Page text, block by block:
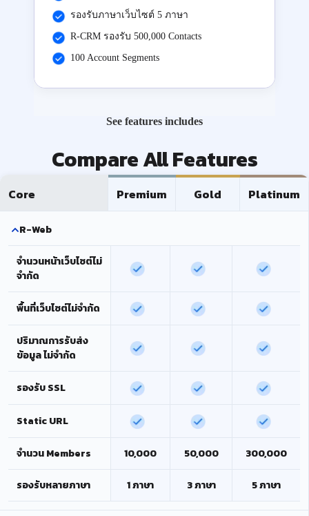
รองรับภาษาเว็บไซต์ 5 ภาษา
R-CRM รองรับ 500,000 Contacts
100 Account Segments
See features includes
Compare All Features
Core Premium Gold Platinum
R-Web
จำนวนหน้าเว็บไซต์ไม่
จำกัด
พื้นที่เว็บไซต์ไม่จำกัด
ปริมาณการรับส่ง
ข้อมูล ไม่จำกัด
รองรับ SSL
Static URL
จำนวน Members 10,000 50,000 300,000
รองรับหลายภาษา 1 ภาษา 3 ภาษา 5 ภาษา